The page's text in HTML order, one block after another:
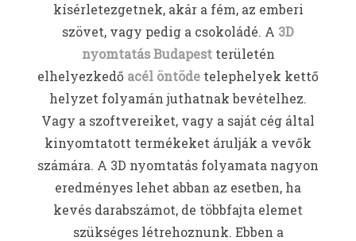
kísérletezgetnek, akár a fém, az emberi
szövet, vagy pedig a csokoládé. A 3D
nyomtatás Budapestterületén
elhelyezkedő acél öntöde telephelyek kettő
helyzet folyamán juthatnak bevételhez.
Vagy a szoftvereiket, vagy a saját cég által
kinyomtatott termékeket árulják a vevők
számára. A 3D nyomtatás folyamata nagyon
eredményes lehet abban az esetben, ha
kevés darabszámot, de többfajta elemet
szükséges létrehoznunk. Ebben a